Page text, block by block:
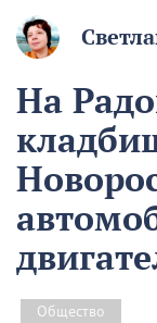
На
Общество